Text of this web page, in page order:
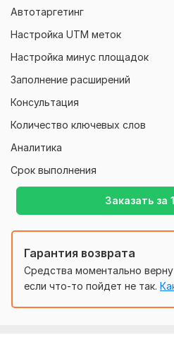
Автотаргетинг
Настройка UTM меток
Настройка минус площадок
Заполнение расширений
Консультация
Количество ключевых слов
Аналитика
Срок выполнения
Заказать за
Гарантия возврата
Средства моментально
если что-то пойдет не так.